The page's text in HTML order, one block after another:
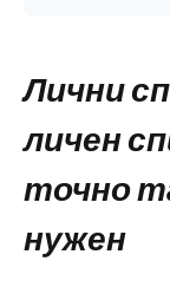
Лични
личен
точно
нужен